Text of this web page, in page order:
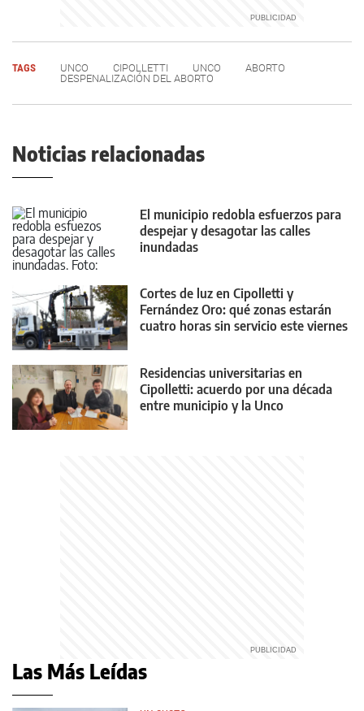
TAGS UNCO CIPOLLETTI UNCO
ABORTO
DESPENALIZACIÓN DEL ABORTO
Noticias relacionadas
El municipio redobla esfuerzos para
despejar y desagotar las calles
inundadas
Cortes de luz en Cipolletti y
Fernández Oro: qué zonas estarán
cuatro horas sin servicio este viernes
Residencias universitarias en
Cipolletti: acuerdo por una década
entre municipio y la Unco
Las Más Leídas